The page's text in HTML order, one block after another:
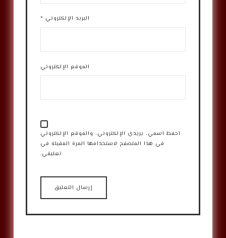
البريد الإلكتروني *
الموقع الإلكتروني
احفظ اسمي، بريدي الإلكتروني، والموقع الإلكتروني
في هذا المتصفح لاستخدامها المرة المقبلة في
تعليقي.